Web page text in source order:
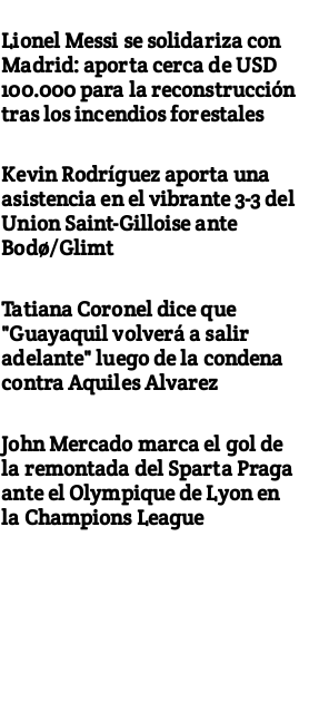
Lionel Messi se solidariza con
Madrid: aporta cerca de USD
100.000 para la reconstrucción
tras los incendios forestales
Kevin Rodríguez aporta una
asistencia en el vibrante 3-3 del
Union Saint-Gilloise ante
Bodø/Glimt
Tatiana Coronel dice que
"Guayaquil volverá a salir
adelante" luego de la condena
contra Aquiles Alvarez
John Mercado marca el gol de
la remontada del Sparta Praga
ante el Olympique de Lyon en
la Champions League